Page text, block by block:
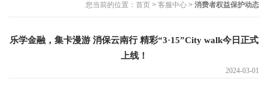
您当前的位置： 首页 > 客服中心 > 消费者权益保护动态
乐学金融，集卡漫游 消保云南行 精彩“3·15”City walk今日正式
上线！
2024-03-01